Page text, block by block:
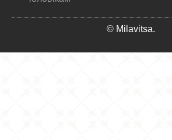
© Milavitsa.